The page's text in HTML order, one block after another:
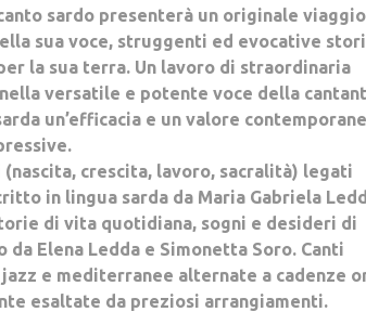
sardo presenterà un originale viaggio
sua voce, struggenti ed evocative
la sua terra. Un lavoro di straordinaria
versatile e potente voce della
un’efficacia e un valore
crescita, lavoro, sacralità) legati
in lingua sarda da Maria Gabriela
di vita quotidiana, sogni e desideri di
Elena Ledda e Simonetta Soro. Canti
e mediterranee alternate a cadenze
esaltate da preziosi arrangiamenti.